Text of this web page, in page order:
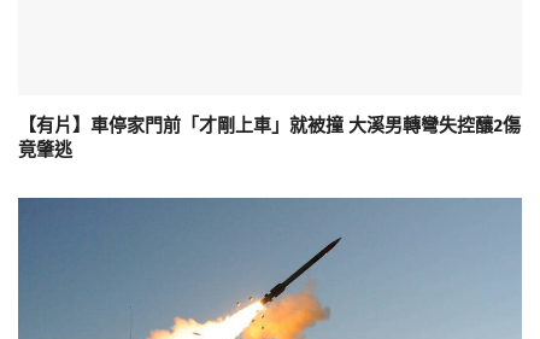
【有片】車停家門前「才剛上車」就被撞 大溪男轉彎失控釀2傷
竟肇逃